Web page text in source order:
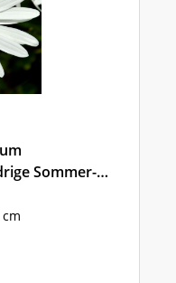
Sommer-